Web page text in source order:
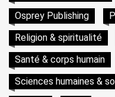
Osprey Publishing
Religion & spiritualité
Santé & corps humain
Sciences humaines &